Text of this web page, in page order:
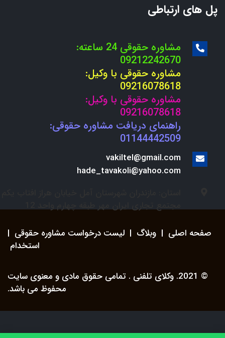
پل های ارتباطی
مشاوره حقوقی 24 ساعته:
09212242670
مشاوره حقوقی با وکیل:
09216078618
مشاوره حقوقی با وکیل:
09216078618
راهنمای دریافت مشاوره حقوقی:
01144442509
vakiltel@gmail.com
hade_tavakoli@yahoo.com
صفحه اصلی | وبلاگ | لیست درخواست مشاوره حقوقی |
استخدام
© 2021. وکلای تلفنی . تمامی حقوق مادی و معنوی سایت
محفوظ می باشد.